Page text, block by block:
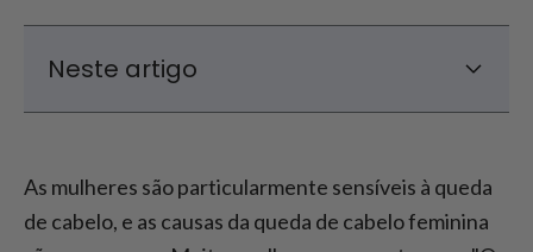
Neste artigo
queda de cabelo?
Dicas para evitar a queda de cabelo
As mulheres são particularmente sensíveis à queda
de cabelo, e as causas da queda de cabelo feminina